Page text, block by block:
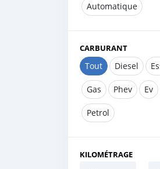
Automatique
CARBURANT
Tout Diesel
Gas Phev Ev
Petrol
KILOMÉTRAGE